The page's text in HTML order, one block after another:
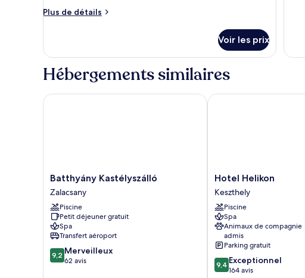
Plus de détails
Plus
le
type
de
Chambre
Voir les prix
Hébergements similaires
Batthyány
Kastélyszálló
Zalacsany
Batthyány Kastélyszálló
Zalacsany
Piscine
Petit déjeuner gratuit
Spa
Transfert aéroport
9.2
sur
9,2 Merveilleux
62 avis
Batthyány Kastélyszálló
Hotel
Helikon
Keszthely
Hotel Helikon
Keszthely
Piscine
Spa
Animaux de compagnie
admis
Parking gratuit
9.4
sur
9,4 Exceptionnel
164 avis
Hotel Helikon